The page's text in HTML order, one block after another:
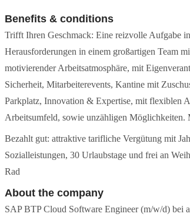
Benefits & conditions
Trifft Ihren Geschmack: Eine reizvolle Aufgabe
Herausforderungen in einem großartigen Team
motivierender Arbeitsatmosphäre, mit
Sicherheit, Mitarbeiterevents, Kantine mit
Parkplatz, Innovation & Expertise, mit flexiblen
Arbeitsumfeld, sowie unzähligen
Bezahlt gut: attraktive tarifliche Vergütung mit
Sozialleistungen, 30 Urlaubstage und frei an
Rad
About the company
SAP BTP Cloud Software Engineer (m/w/d) bei